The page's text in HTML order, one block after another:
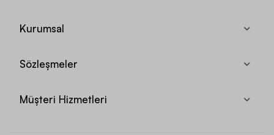
Kurumsal
Sözleşmeler
Müşteri Hizmetleri